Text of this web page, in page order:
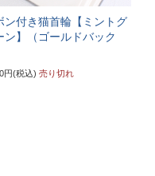
きめな成猫）
（25cm～）
特注）
ン付き猫首輪【ミントグ
ン】（ゴールドバック
円(税込) 売り切れ